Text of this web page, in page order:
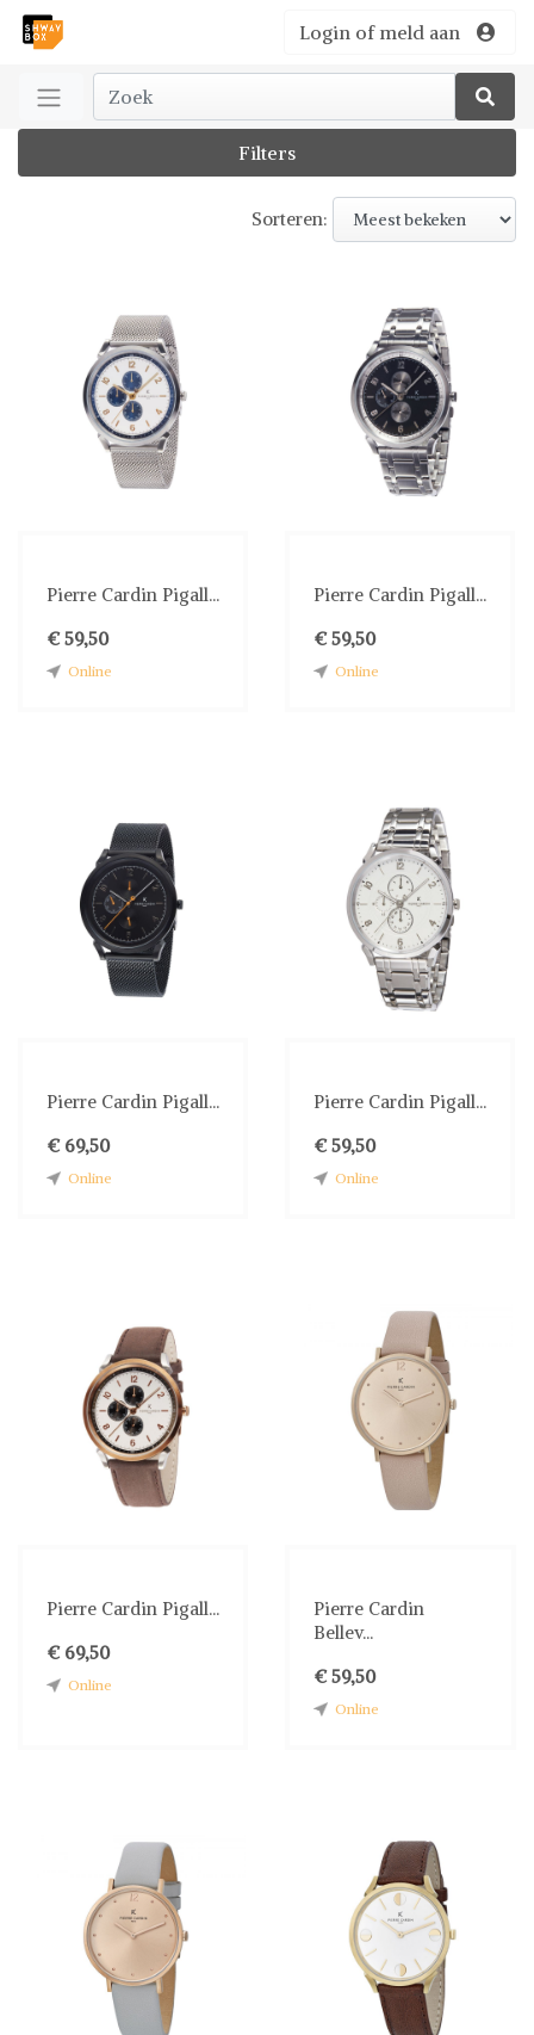
Login of meld aan
Filters
Sorteren:
Pierre Cardin Pigall...
€ 59,50
Online
Pierre Cardin Pigall...
€ 59,50
Online
Pierre Cardin Pigall...
€ 69,50
Online
Pierre Cardin Pigall...
€ 59,50
Online
Pierre Cardin Pigall...
€ 69,50
Online
Pierre Cardin
Bellev...
€ 59,50
Online